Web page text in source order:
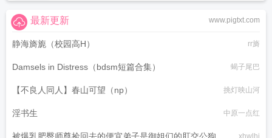
www.pigtxt.com
最新更新
静海旖旎（校园高H） rr旖
Damsels in Distress（bdsm短篇合集） 蝎子尾巴
【不良人同人】春山可望（np） 挑灯映山河
淫书生 中原一点红
xhwlhj